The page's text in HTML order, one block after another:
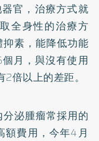
官，治療方式就
全身性的治療方
素，能降低功能
月，與沒有使用
倍以上的差距。
泌腫瘤常採用的
額費用，今年4月